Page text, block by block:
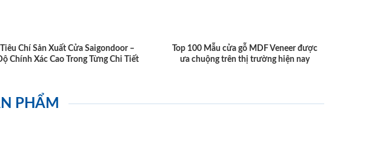
Tiêu Chí Sản Xuất Cửa Saigondoor –
Chính Xác Cao Trong Từng Chi Tiết
Top 100 Mẫu cửa gỗ MDF Veneer được
ưa chuộng trên thị trường hiện nay
PHẨM